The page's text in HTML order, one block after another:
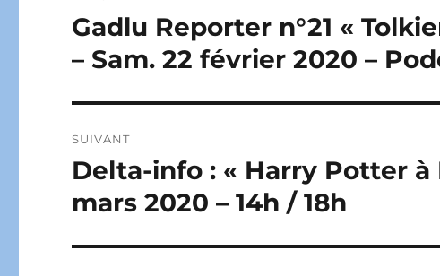
de
l’article
Publication
précédente :
Gadlu Reporter n°21 «
– Sam. 22 février 2020 –
SUIVANT
Publication
Delta-info : « Harry Potter à
mars 2020 – 14h / 18h